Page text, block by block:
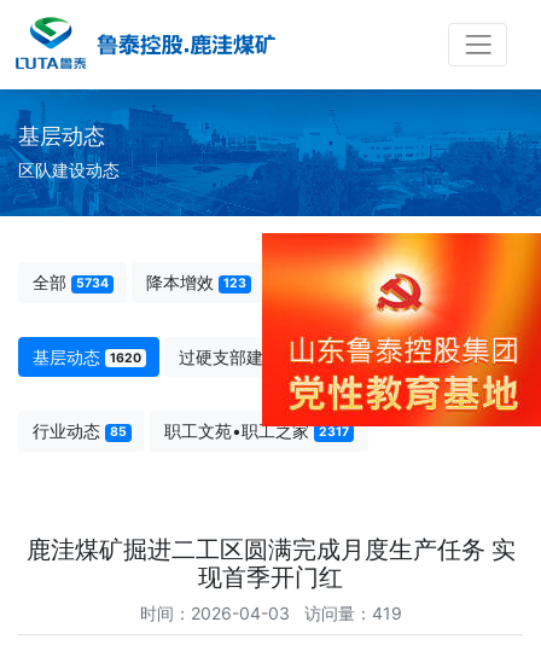
基层动态
区队建设动态
全部 5734 降本增效 123 238
基层动态 1620 过硬支部建设 1284 图说鹿洼 66
行业动态 85 职工文苑•职工之家 2317
鹿洼煤矿掘进二工区圆满完成月度生产任务 实
现首季开门红
时间：2026-04-03 访问量：419